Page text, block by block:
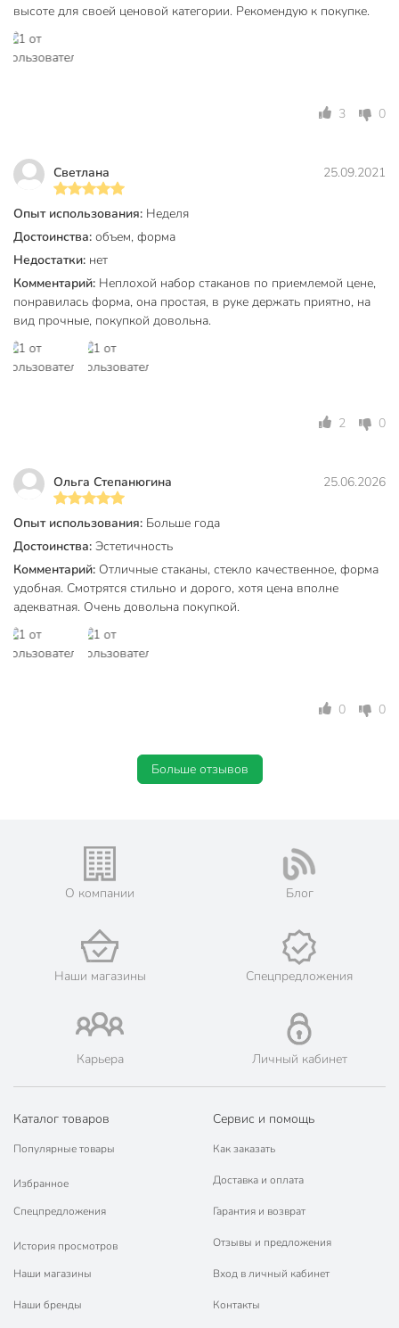
Подходит для воды, коктейлей, универсальное
использование.
Объем, мл
Материал
Бренд
Страна производства
Тип
набор стаканов
Коллекция
Можно мыть в посудомоечной
Цвет
Назначение
универсальный
Особенности
Размер
высоте для своей ценовой категории. Рекомендую к покупке.
3 0
Светлана 25.09.2021
Опыт использования: Неделя
Достоинства: объем, форма
Недостатки: нет
Комментарий: Неплохой набор стаканов по приемлемой цене,
понравилась форма, она простая, в руке держать приятно, на
вид прочные, покупкой довольна.
2 0
Ольга Степанюгина 25.06.2026
Опыт использования: Больше года
Достоинства: Эстетичность
Комментарий: Отличные стаканы, стекло качественное, форма
удобная. Смотрятся стильно и дорого, хотя цена вполне
адекватная. Очень довольна покупкой.
0 0
Больше отзывов
О компании Блог
Наши магазины Спецпредложения
Карьера Личный кабинет
Каталог товаров
Популярные товары
Избранное
Спецпредложения
История просмотров
Наши магазины
Наши бренды
Сервис и помощь
Как заказать
Доставка и оплата
Гарантия и возврат
Отзывы и предложения
Вход в личный кабинет
Контакты